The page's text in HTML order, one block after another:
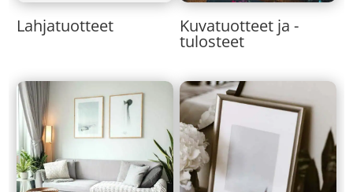
Lahjatuotteet Kuvatuotteet ja -
tulosteet